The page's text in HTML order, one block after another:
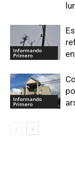
Informando
Primero
Informando
Primero